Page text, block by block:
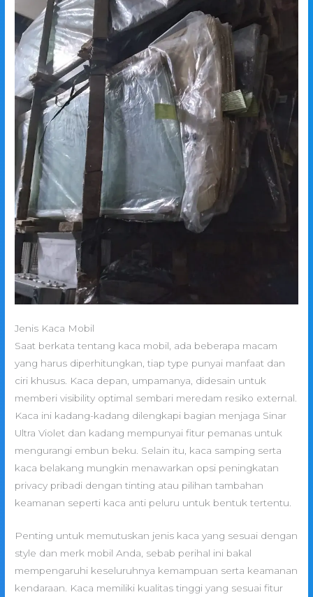
Jenis Kaca Mobil
Saat berkata tentang kaca mobil, ada beberapa macam
yang harus diperhitungkan, tiap type punyai manfaat dan
ciri khusus. Kaca depan, umpamanya, didesain untuk
memberi visibility optimal sembari meredam resiko external.
Kaca ini kadang-kadang dilengkapi bagian menjaga Sinar
Ultra Violet dan kadang mempunyai fitur pemanas untuk
mengurangi embun beku. Selain itu, kaca samping serta
kaca belakang mungkin menawarkan opsi peningkatan
privacy pribadi dengan tinting atau pilihan tambahan
keamanan seperti kaca anti peluru untuk bentuk tertentu.
Penting untuk memutuskan jenis kaca yang sesuai dengan
style dan merk mobil Anda, sebab perihal ini bakal
mempengaruhi keseluruhnya kemampuan serta keamanan
kendaraan. Kaca memiliki kualitas tinggi yang sesuai fitur